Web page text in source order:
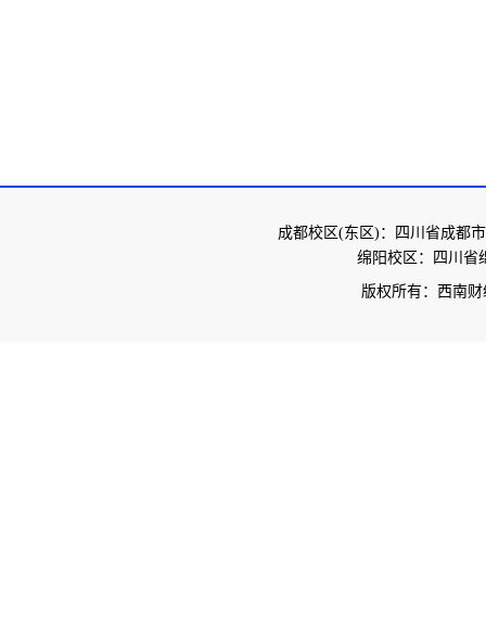
成都校区(东区)：四川省成都
绵阳校区：四川省
版权所有：西南